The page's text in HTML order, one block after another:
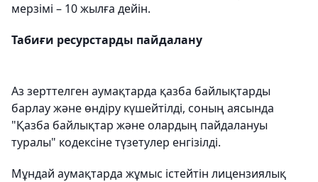
мерзімі – 10 жылға дейін.
Табиғи ресурстарды пайдалану
Аз зерттелген аумақтарда қазба байлықтарды
барлау және өндіру күшейтілді, соның аясында
"Қазба байлықтар және олардың пайдалануы
туралы" кодексіне түзетулер енгізілді.
Мұндай аумақтарда жұмыс істейтін лицензиялық